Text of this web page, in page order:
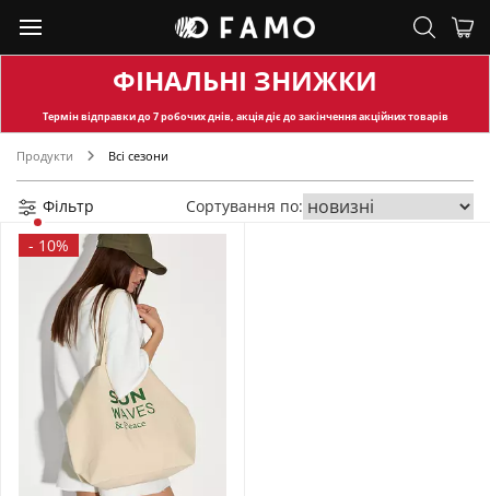
ФІНАЛЬНІ ЗНИЖКИ
Термін відправкидо 7 робочих днів, акція діє до закінчення акційних товарів
Продукти Всі сезони
Фільтр
Сортування по:
- 10%